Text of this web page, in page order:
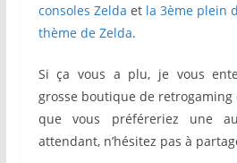
consoles Zelda et la 3ème plein
thème de Zelda.
Si ça vous a plu, je vous
grosse boutique de retrogaming
que vous préféreriez une
attendant, n’hésitez pas à